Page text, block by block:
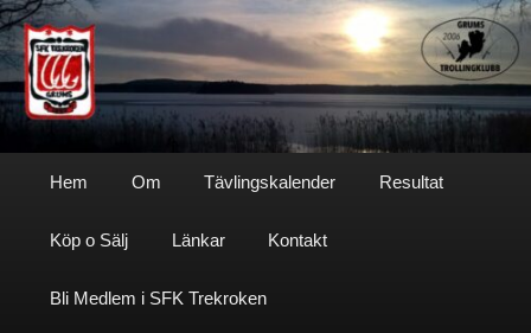
Hoppa
till
primärt
innehållSfktrekroken
Hem Om Tävlingskalender Resultat
Köp o Sälj Länkar Kontakt
Bli Medlem i SFK Trekroken